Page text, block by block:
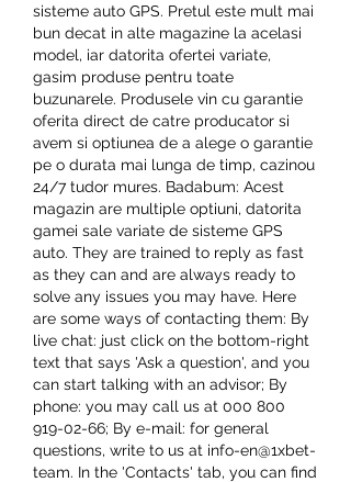
sisteme auto GPS. Pretul este mult mai
bun decat in alte magazine la acelasi
model, iar datorita ofertei variate,
gasim produse pentru toate
buzunarele. Produsele vin cu garantie
oferita direct de catre producator si
avem si optiunea de a alege o garantie
pe o durata mai lunga de timp, cazinou
24/7 tudor mures. Badabum: Acest
magazin are multiple optiuni, datorita
gamei sale variate de sisteme GPS
auto. They are trained to reply as fast
as they can and are always ready to
solve any issues you may have. Here
are some ways of contacting them: By
live chat: just click on the bottom-right
text that says 'Ask a question', and you
can start talking with an advisor; By
phone: you may call us at 000 800
919-02-66; By e-mail: for general
questions, write to us at info-en@1xbet-
team. In the 'Contacts' tab, you can find